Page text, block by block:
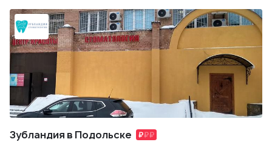
Зубландия в Подольске